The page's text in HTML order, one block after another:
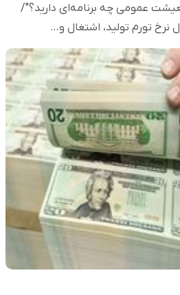
عمومی چه برنامه‌ای دارید؟"/
نرخ تورم تولید، اشتغال و…